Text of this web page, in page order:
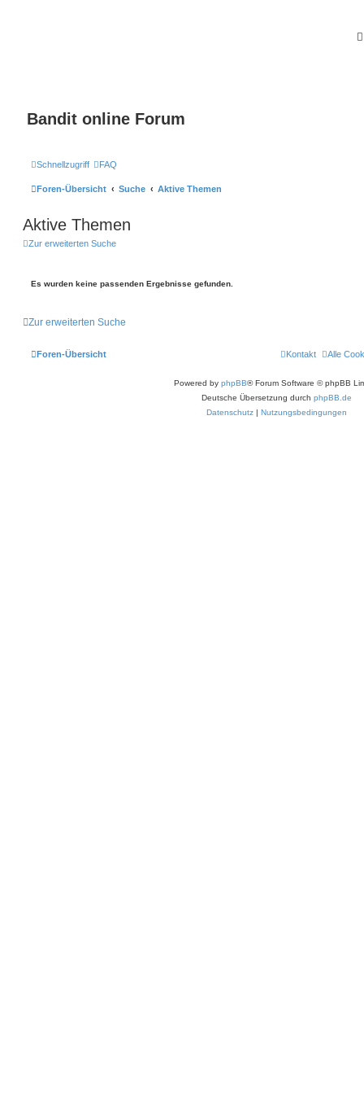
Bandit online Forum
Schnellzugriff FAQ
Foren-Übersicht Suche Aktive Themen
Aktive Themen
Zur erweiterten Suche
Es wurden keine passenden Ergebnisse gefunden.
Zur erweiterten Suche
Foren-Übersicht Alle
Kontakt
Powered by phpBB® Forum Software © phpBB
Deutsche Übersetzung durch phpBB.de
Datenschutz | Nutzungsbedingungen